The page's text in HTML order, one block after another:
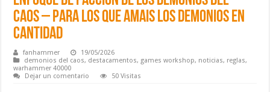
Caos – Para los que amais los demonios en
cantidad
fanhammer
19/05/2026
demonios del caos, destacamentos, games workshop, noticias, reglas,
warhammer 40000
Dejar un comentario
50 Visitas